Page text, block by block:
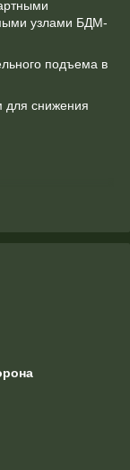
узлами БДМ-
подъема в
для снижения